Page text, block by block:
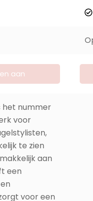
aan
het nummer
te zien
aan
een
voor een
En